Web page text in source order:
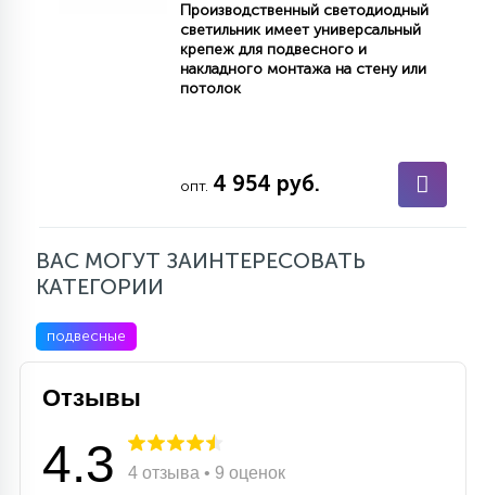
Производственный светодиодный
светильник имеет универсальный
крепеж для подвесного и
накладного монтажа на стену или
потолок
опт. 4 954 руб.
ВАС МОГУТ ЗАИНТЕРЕСОВАТЬ
КАТЕГОРИИ
подвесные
Отзывы
4.3 4 отзыва • 9 оценок